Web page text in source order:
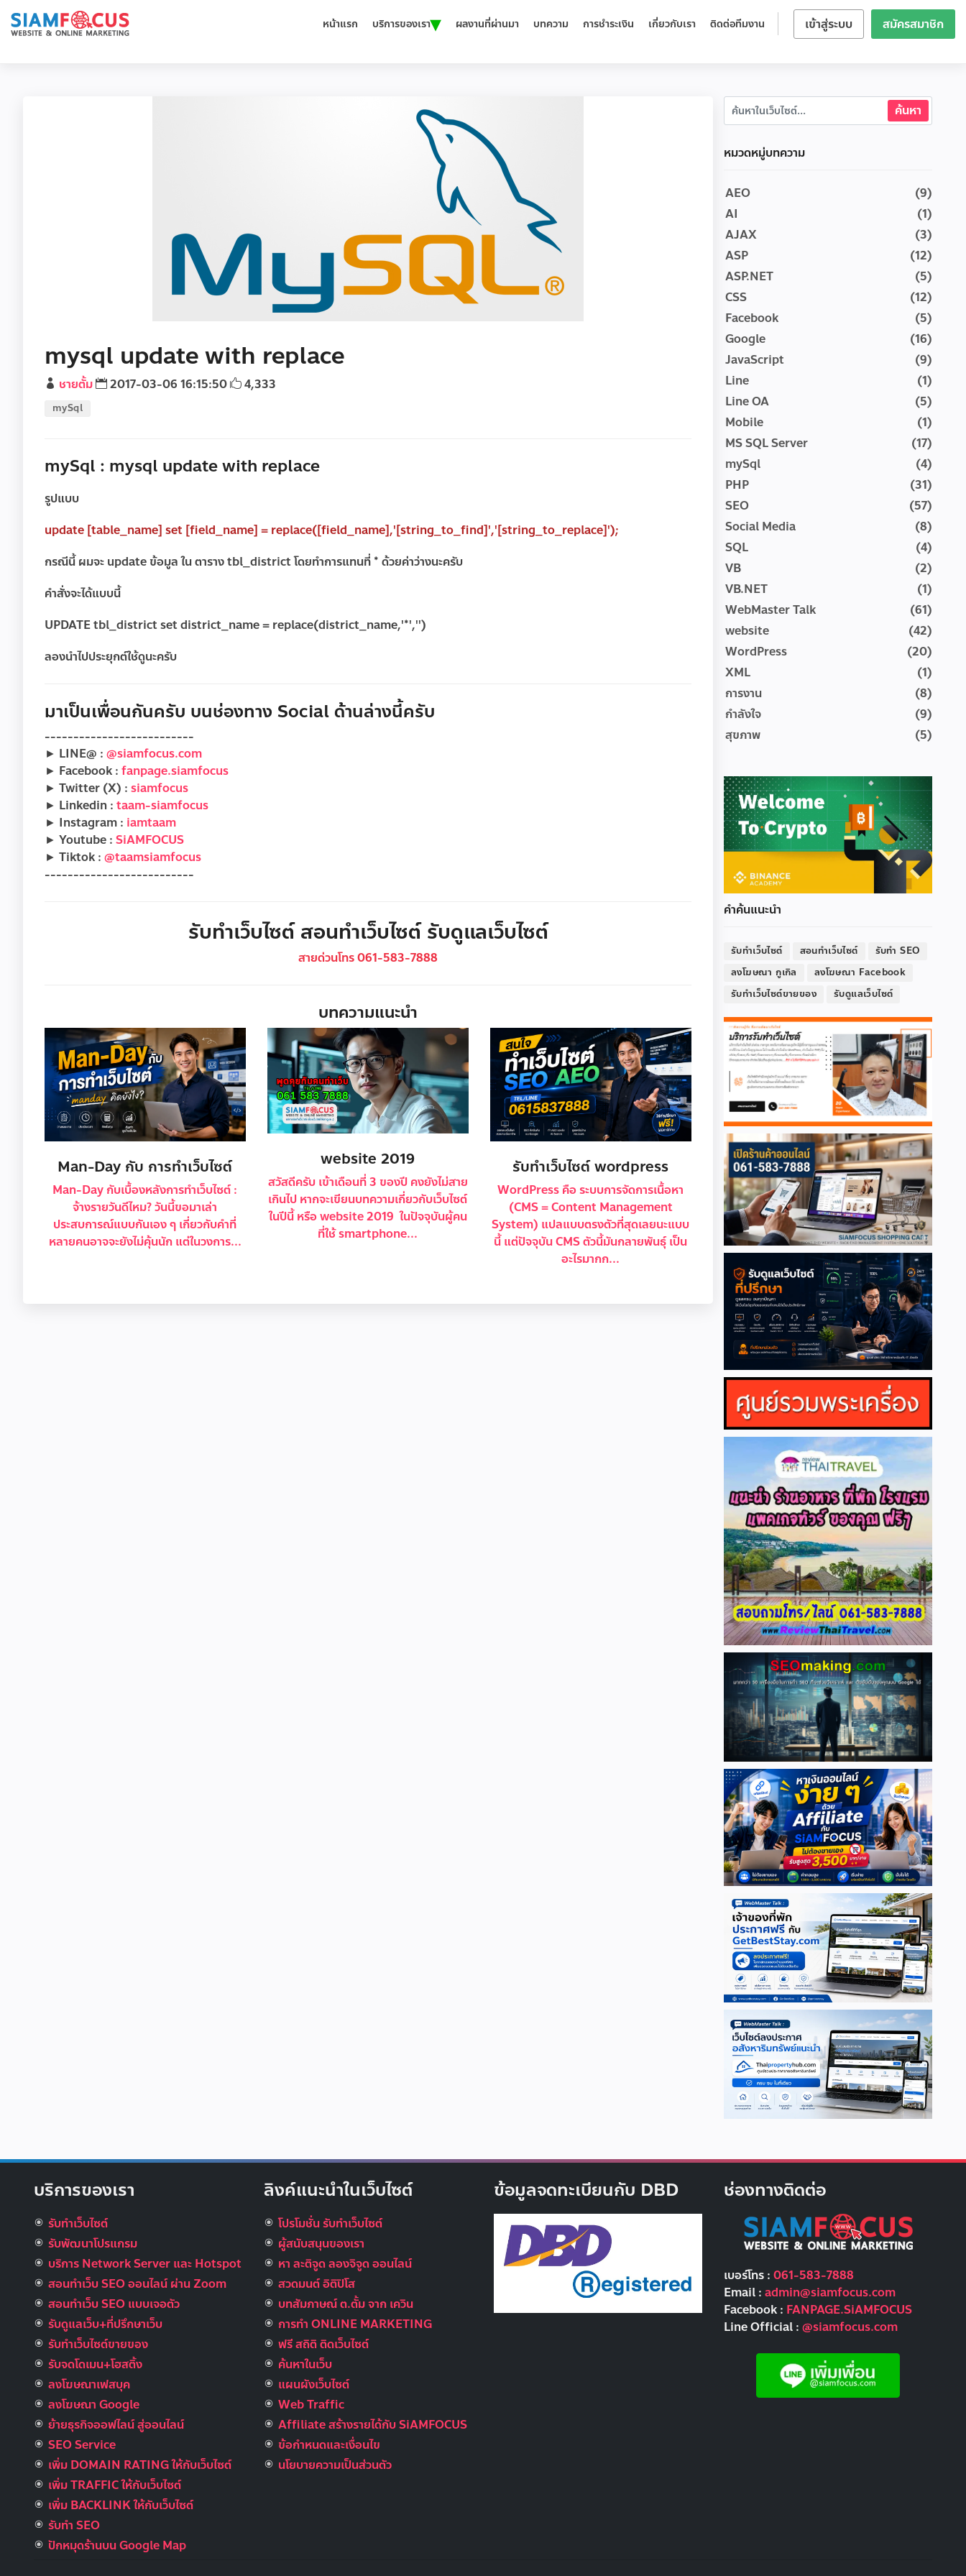
เข้าสู่ระบบ สมัครสมาชิก
หน้าแรก บริการของเรา▾ ผลงานที่ผ่านมา บทความ การชำระเงิน เกี่ยวกับเรา ติดต่อทีมงาน
mysql update with replace
ชายตั้ม 2017-03-06 16:15:50 4,333
mySql
mySql : mysql update with replace
รูปแบบ
update [table_name] set [field_name] = replace([field_name],'[string_to_find]','[string_to_replace]');
กรณีนี้ ผมจะ update ข้อมูล ใน ตาราง tbl_district โดยทำการแทนที่ * ด้วยค่าว่างนะครับ
คำสั่งจะได้แบบนี้
UPDATE tbl_district set district_name = replace(district_name,'*','')
ลองนำไปประยุกต์ใช้ดูนะครับ
มาเป็นเพื่อนกันครับ บนช่องทาง Social ด้านล่างนี้ครับ
--------------------------
► LINE@ : @siamfocus.com
► Facebook : fanpage.siamfocus
► Twitter (X) : siamfocus
► Linkedin : taam-siamfocus
► Instagram : iamtaam
► Youtube : SiAMFOCUS
► Tiktok : @taamsiamfocus
--------------------------
รับทำเว็บไซต์ สอนทำเว็บไซต์ รับดูแลเว็บไซต์
สายด่วนโทร 061-583-7888
บทความแนะนำ
Man-Day กับ การทำเว็บไซต์
Man-Day กับเบื้องหลังการทำเว็บไซต์ :
จ้างรายวันดีไหม? วันนี้ขอมาเล่า
ประสบการณ์แบบกันเอง ๆ เกี่ยวกับคำที่
หลายคนอาจจะยังไม่คุ้นนัก แต่ในวงการ...
website 2019
สวัสดีครับ เข้าเดือนที่ 3 ของปี คงยังไม่สาย
เกินไป หากจะเขียนบทความเกี่ยวกับเว็บไซต์
ในปีนี้ หรือ website 2019 ในปัจจุบันผู้คน
ที่ใช้ smartphone...
รับทําเว็บไซต์ wordpress
WordPress คือ ระบบการจัดการเนื้อหา
(CMS = Content Management
System) แปลแบบตรงตัวที่สุดเลยนะแบบ
นี้ แต่ปัจจุบัน CMS ตัวนี้มันกลายพันธุ์ เป็น
อะไรมากก...
หมวดหมู่บทความ
AEO
(9)
AI
(1)
AJAX
(3)
ASP
(12)
ASP.NET
(5)
CSS
(12)
Facebook
(5)
Google
(16)
JavaScript
(9)
Line
(1)
Line OA
(5)
Mobile
(1)
MS SQL Server
(17)
mySql
(4)
PHP
(31)
SEO
(57)
Social Media
(8)
SQL
(4)
VB
(2)
VB.NET
(1)
WebMaster Talk
(61)
website
(42)
WordPress
(20)
XML
(1)
การงาน
(8)
กำลังใจ
(9)
สุขภาพ
(5)
คำค้นแนะนำ
รับทำเว็บไซต์ สอนทำเว็บไซต์
รับทำ SEO
ลงโฆษณา กูเกิล
ลงโฆษณา Facebook
รับทำเว็บไซต์ขายของ
รับดูแลเว็บไซต์
บริการของเรา
รับทำเว็บไซต์
รับพัฒนาโปรแกรม
บริการ Network Server และ Hotspot
สอนทำเว็บ SEO ออนไลน์ ผ่าน Zoom
สอนทำเว็บ SEO แบบเจอตัว
รับดูแลเว็บ+ที่ปรึกษาเว็บ
รับทําเว็บไซต์ขายของ
รับจดโดเมน+โฮสติ้ง
ลงโฆษณาเฟสบุค
ลงโฆษณา Google
ย้ายธุรกิจออฟไลน์ สู่ออนไลน์
SEO Service
เพิ่ม DOMAIN RATING ให้กับเว็บไซต์
เพิ่ม TRAFFIC ให้กับเว็บไซต์
เพิ่ม BACKLINK ให้กับเว็บไซต์
รับทำ SEO
ปักหมุดร้านบน Google Map
ลิงค์แนะนำในเว็บไซต์
โปรโมชั่น รับทำเว็บไซต์
ผู้สนับสนุนของเรา
หา ละติจูด ลองจิจูด ออนไลน์
สวดมนต์ อิติปิโส
บทสัมภาษณ์ ต.ตั้ม จาก เควิน
การทำ ONLINE MARKETING
ฟรี สถิติ ติดเว็บไซต์
ค้นหาในเว็บ
แผนผังเว็บไซต์
Web Traffic
Affiliate สร้างรายได้กับ SiAMFOCUS
ข้อกำหนดและเงื่อนไข
นโยบายความเป็นส่วนตัว
ข้อมูลจดทะเบียนกับ DBD ช่องทางติดต่อ
เบอร์โทร : 061-583-7888
Email : admin@siamfocus.com
Facebook : FANPAGE.SiAMFOCUS
Line Official : @siamfocus.com